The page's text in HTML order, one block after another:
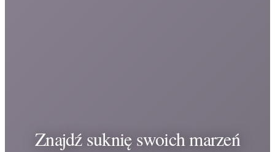
Znajdź suknię swoich marzeń